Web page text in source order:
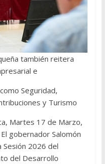
también reitera
e
Seguridad,
y Turismo
Martes 17 de Marzo,
gobernador Salomón
Sesión 2026 del
del Desarrollo